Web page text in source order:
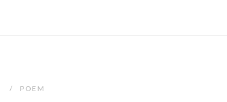
POEM